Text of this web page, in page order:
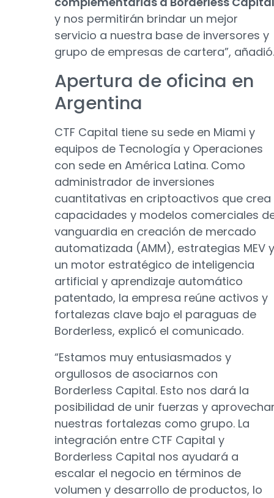
y nos permitirán brindar un mejor
servicio a nuestra base de inversores y
grupo de empresas de cartera”, añadió.
Apertura de oficina en
Argentina
CTF Capital tiene su sede en Miami y
equipos de Tecnología y Operaciones
con sede en América Latina. Como
administrador de inversiones
cuantitativas en criptoactivos que crea
capacidades y modelos comerciales
vanguardia en creación de mercado
automatizada (AMM), estrategias MEV y
un motor estratégico de inteligencia
artificial y aprendizaje automático
patentado, la empresa reúne activos y
fortalezas clave bajo el paraguas de
Borderless, explicó el comunicado.
“Estamos muy entusiasmados y
orgullosos de asociarnos con
Borderless Capital. Esto nos dará la
posibilidad de unir fuerzas y
nuestras fortalezas como grupo. La
integración entre CTF Capital y
Borderless Capital nos ayudará a
escalar el negocio en términos de
volumen y desarrollo de productos, lo